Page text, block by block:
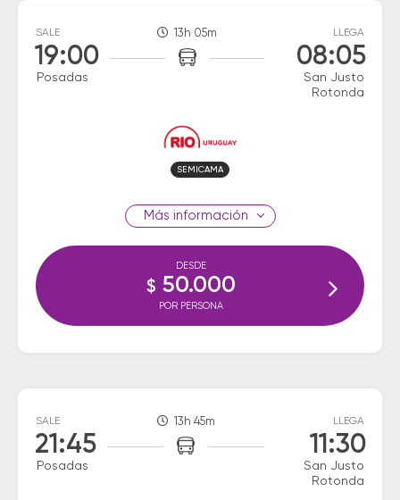
SALE
19:00
Posadas
13h 05m LLEGA
08:05
San Justo
Rotonda
SEMICAMA
información
DESDE
$ 50.000
POR PERSONA
SALE
21:45
Posadas
13h 45m LLEGA
11:30
San Justo
Rotonda